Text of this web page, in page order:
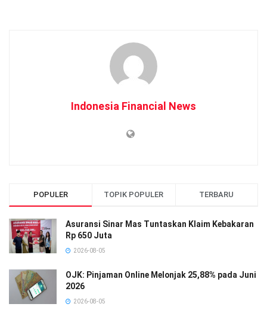
Indonesia Financial News
POPULER TOPIK POPULER TERBARU
Asuransi Sinar Mas Tuntaskan Klaim Kebakaran
Rp 650 Juta
2026-08-05
OJK: Pinjaman Online Melonjak 25,88% pada Juni
2026
2026-08-05